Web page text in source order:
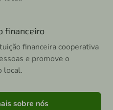
financeiro
financeira cooperativa
e promove o
local.
sobre nós